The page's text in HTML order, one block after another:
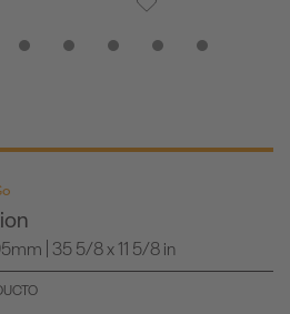
Champagne
| 35 5/8 x 11 5/8 in